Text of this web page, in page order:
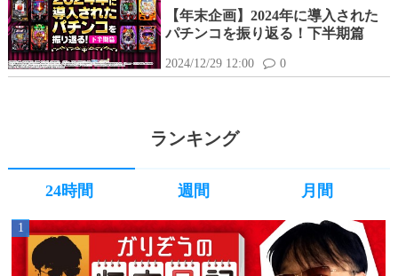
【年末企画】2024年に導入された
パチンコを振り返る！下半期篇
2024/12/29 12:00 0
ランキング
24時間 週間 月間
1